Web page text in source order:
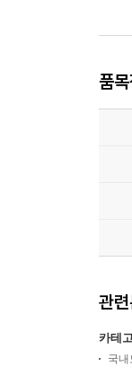
품
관
카테
국내